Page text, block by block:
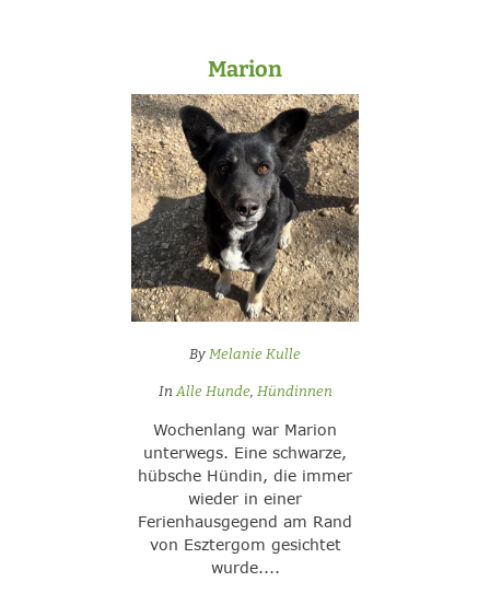
Marion
By Melanie Kulle
InAlle Hunde, Hündinnen
Wochenlang war Marion
unterwegs. Eine schwarze,
hübsche Hündin, die immer
wieder in einer
Ferienhausgegend am Rand
von Esztergom gesichtet
wurde....